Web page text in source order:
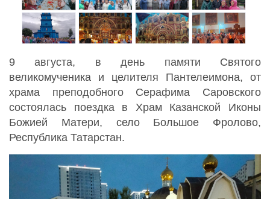
9 августа, в день памяти Святого
великомученика и целителя Пантелеимона, от
храма преподобного Серафима Саровского
состоялась поездка в Храм Казанской Иконы
Божией Матери, село Большое Фролово,
Республика Татарстан.